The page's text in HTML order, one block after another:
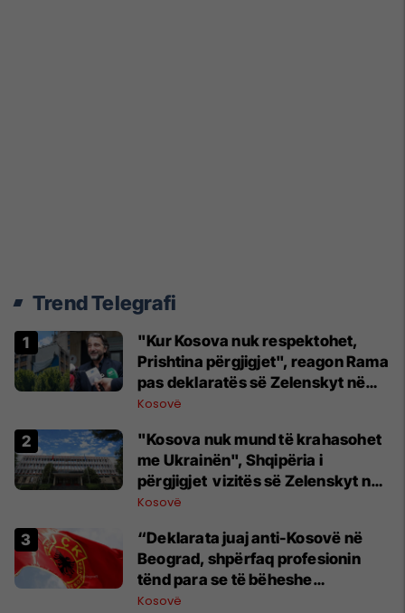
Trend Telegrafi
"Kur Kosova nuk respektohet,
Prishtina përgjigjet", reagon Rama
pas deklaratës së Zelenskyt në
Beograd
Kosovë
"Kosova nuk mund të krahasohet
me Ukrainën", Shqipëria i
përgjigjet vizitës së Zelenskyt në
Serbi
Kosovë
“Deklarata juaj anti-Kosovë në
Beograd, shpërfaq profesionin
tënd para se të bëheshe
president”, OVL e UÇK-së i reagon
Kosovë